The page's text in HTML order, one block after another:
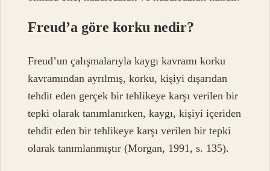
Freud’a göre korku nedir?
Freud’un çalışmalarıyla kaygı kavramı korku
kavramından ayrılmış, korku, kişiyi dışarıdan
tehdit eden gerçek bir tehlikeye karşı verilen bir
tepki olarak tanımlanırken, kaygı, kişiyi içeriden
tehdit eden bir tehlikeye karşı verilen bir tepki
olarak tanımlanmıştır (Morgan, 1991, s. 135).